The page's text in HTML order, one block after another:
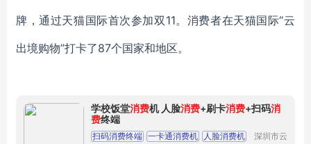
牌，通过天猫国际首次参加双 11。消费者在天猫国际“云
出境购物”打卡了87个国家和地区。
学校饭堂消费机 人脸消费+刷卡消费+扫码消
费终端
扫码消费终端 一卡通消费机
人脸消费机
深圳市云